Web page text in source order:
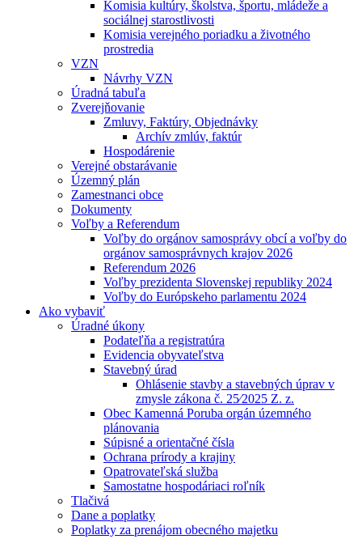
Komisia kultúry, školstva, športu, mládeže a
sociálnej starostlivosti
Komisia verejného poriadku a životného
prostredia
VZN
Návrhy VZN
Úradná tabuľa
Zverejňovanie
Zmluvy, Faktúry, Objednávky
Archív zmlúv, faktúr
Hospodárenie
Verejné obstarávanie
Územný plán
Zamestnanci obce
Dokumenty
Voľby a Referendum
Voľby do orgánov samosprávy obcí a voľby do
orgánov samosprávnych krajov 2026
Referendum 2026
Voľby prezidenta Slovenskej republiky 2024
Voľby do Európskeho parlamentu 2024
Ako vybaviť
Úradné úkony
Podateľňa a registratúra
Evidencia obyvateľstva
Stavebný úrad
Ohlásenie stavby a stavebných úprav v
zmysle zákona č. 25⁄2025 Z. z.
Obec Kamenná Poruba orgán územného
plánovania
Súpisné a orientačné čísla
Ochrana prírody a krajiny
Opatrovateľská služba
Samostatne hospodáriaci roľník
Tlačivá
Dane a poplatky
Poplatky za prenájom obecného majetku